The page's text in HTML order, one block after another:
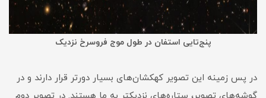
پنج‌تایی استفان در طول موج فروسرخ نزدیک
در پس زمینه این تصویر کهکشان‌های بسیار دورتر قرار دارند و در